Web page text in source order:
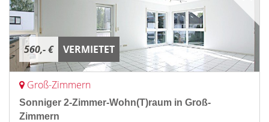
560,- € VERMIETET
Groß-Zimmern
Sonniger 2-Zimmer-Wohn(T)raum in Groß-
Zimmern